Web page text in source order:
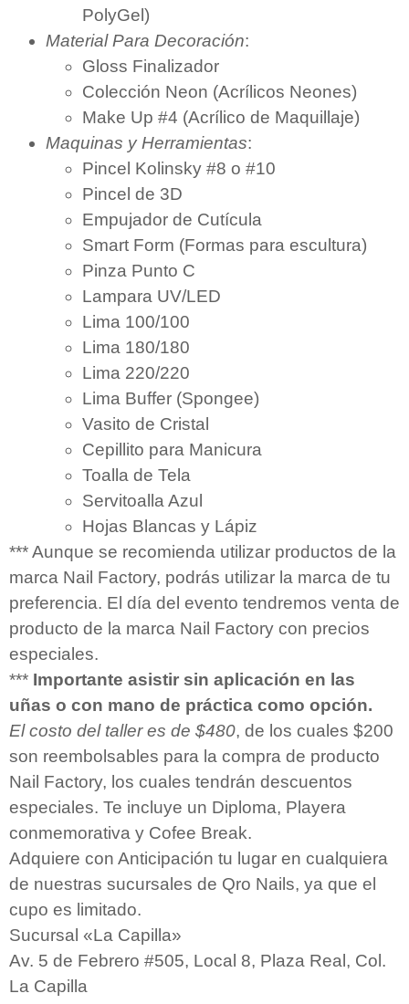
PolyGel)
Material Para Decoración:
Gloss Finalizador
Colección Neon (Acrílicos Neones)
Make Up #4 (Acrílico de Maquillaje)
Maquinas y Herramientas:
Pincel Kolinsky #8 o #10
Pincel de 3D
Empujador de Cutícula
Smart Form (Formas para escultura)
Pinza Punto C
Lampara UV/LED
Lima 100/100
Lima 180/180
Lima 220/220
Lima Buffer (Spongee)
Vasito de Cristal
Cepillito para Manicura
Toalla de Tela
Servitoalla Azul
Hojas Blancas y Lápiz
*** Aunque se recomienda utilizar productos de la
marca Nail Factory, podrás utilizar la marca de tu
preferencia. El día del evento tendremos venta de
producto de la marca Nail Factory con precios
especiales.
*** Importante asistir sin aplicación en las
uñas o con mano de práctica como opción.
El costo del taller es de $480, de los cuales $200
son reembolsables para la compra de producto
Nail Factory, los cuales tendrán descuentos
especiales. Te incluye un Diploma, Playera
conmemorativa y Cofee Break.
Adquiere con Anticipación tu lugar en cualquiera
de nuestras sucursales de Qro Nails, ya que el
cupo es limitado.
Sucursal «La Capilla»
Av. 5 de Febrero #505, Local 8, Plaza Real, Col.
La Capilla